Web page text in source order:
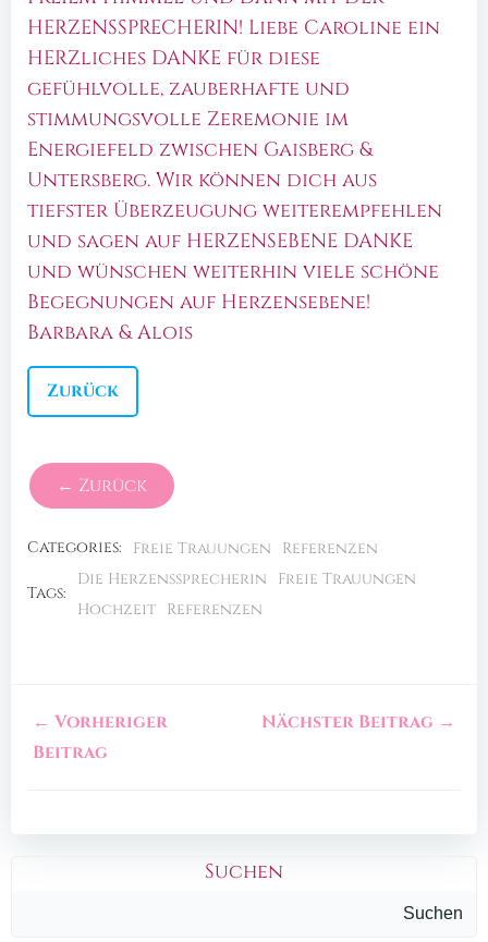
HERZENSSPRECHERIN! Liebe Caroline ein
HERZliches DANKE für diese
gefühlvolle, zauberhafte und
stimmungsvolle Zeremonie im
Energiefeld zwischen Gaisberg &
Untersberg. Wir können dich aus
tiefster Überzeugung weiterempfehlen
und sagen auf HERZENSEBENE DANKE
und wünschen weiterhin viele schöne
Begegnungen auf Herzensebene!
Barbara & Alois
Zurück
← Zurück
Categories: Freie Trauungen Referenzen
Tags:
Die Herzenssprecherin
Freie Trauungen
Hochzeit Referenzen
← Vorheriger
Beitrag
Nächster Beitrag →
Suchen
Suchen